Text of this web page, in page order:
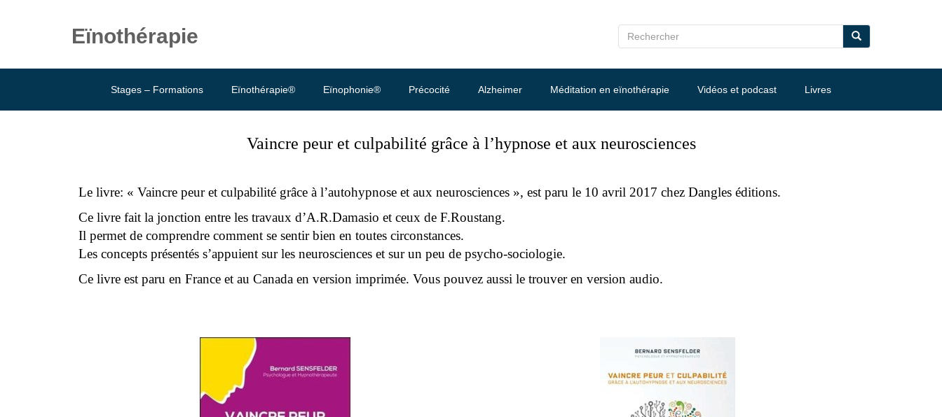
Eïnothérapie
Stages – Formations Eïnothérapie® Eïnophonie® Précocité Alzheimer Méditation en eïnothérapie Vidéos et podcast Livres
Vaincre peur et culpabilité grâce à l’hypnose et aux neurosciences
Le livre: « Vaincre peur et culpabilité grâce à l’autohypnose et aux neurosciences », est paru le 10 avril 2017 chez Dangles éditions.
Ce livre fait la jonction entre les travaux d’A.R.Damasio et ceux de F.Roustang.
Il permet de comprendre comment se sentir bien en toutes circonstances.
Les concepts présentés s’appuient sur les neurosciences et sur un peu de psycho-sociologie.
Ce livre est paru en France et au Canada en version imprimée. Vous pouvez aussi le trouver en version audio.